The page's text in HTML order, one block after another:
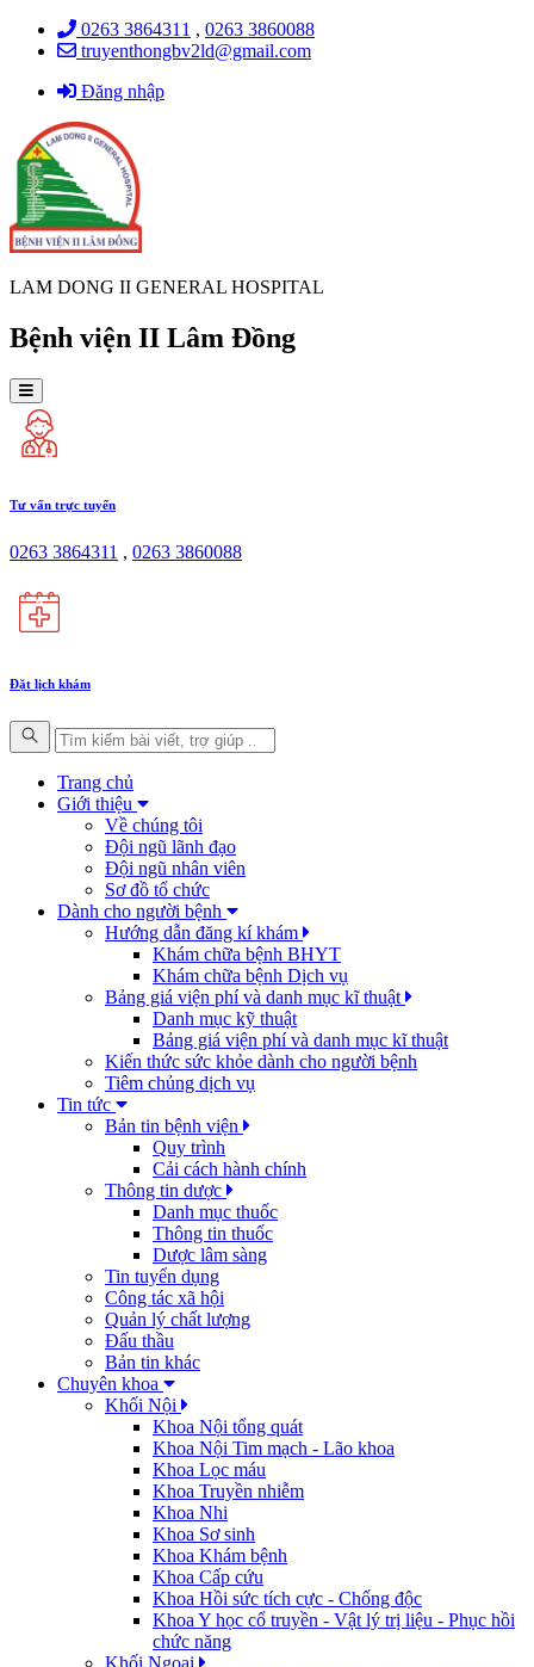
0263 3864311 , 0263 3860088
truyenthongbv2ld@gmail.com
Đăng nhập
LAM DONG II GENERAL HOSPITAL
Bệnh viện II Lâm Đồng
Tư vấn trực tuyến
0263 3864311 , 0263 3860088
Đặt lịch khám
Trang chủ
Giới thiệu
Về chúng tôi
Đội ngũ lãnh đạo
Đội ngũ nhân viên
Sơ đồ tổ chức
Dành cho người bệnh
Hướng dẫn đăng kí khám
Khám chữa bệnh BHYT
Khám chữa bệnh Dịch vụ
Bảng giá viện phí và danh mục kĩ thuật
Danh mục kỹ thuật
Bảng giá viện phí và danh mục kĩ thuật
Kiến thức sức khỏe dành cho người bệnh
Tiêm chủng dịch vụ
Tin tức
Bản tin bệnh viện
Quy trình
Cải cách hành chính
Thông tin dược
Danh mục thuốc
Thông tin thuốc
Dược lâm sàng
Tin tuyển dụng
Công tác xã hội
Quản lý chất lượng
Đấu thầu
Bản tin khác
Chuyên khoa
Khối Nội
Khoa Nội tổng quát
Khoa Nội Tim mạch - Lão khoa
Khoa Lọc máu
Khoa Truyền nhiễm
Khoa Nhi
Khoa Sơ sinh
Khoa Khám bệnh
Khoa Cấp cứu
Khoa Hồi sức tích cực - Chống độc
Khoa Y học cổ truyền - Vật lý trị liệu - Phục hồi
chức năng
Khối Ngoại